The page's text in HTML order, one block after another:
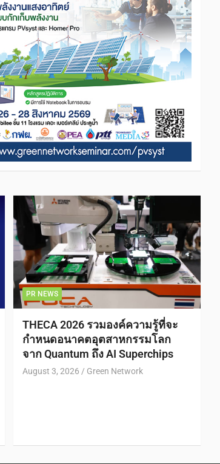
PR NEWS
THECA 2026 รวมองค์ความรู้ที่จะ
กำหนดอนาคตอุตสาหกรรมโลก
จาก Quantum ถึง AI Superchips
August 3, 2026 Green Network